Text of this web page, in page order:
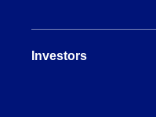
Investors